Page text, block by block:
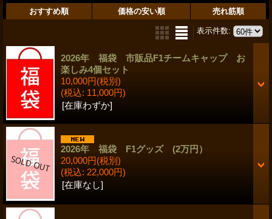
おすすめ順 価格の安い順 売れ筋順
表示件数:
2026年 福袋 市販品F1チームキャップ お
楽しみ4個セット
10,000円(税別)
(税込: 11,000円)
[在庫わずか]
2026年 福袋 F1グッズ (2万円）
20,000円(税別)
(税込: 22,000円)
[在庫なし]